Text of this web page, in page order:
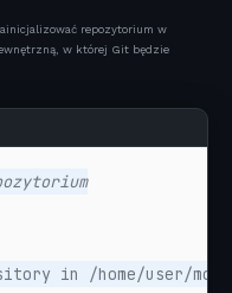
repozytorium w
w której Git będzie
in /home/user/